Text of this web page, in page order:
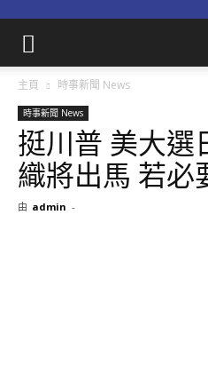
主頁 時事新聞 News
時事新聞 News
挺川普 美大選
織將出馬 若必
由 admin -